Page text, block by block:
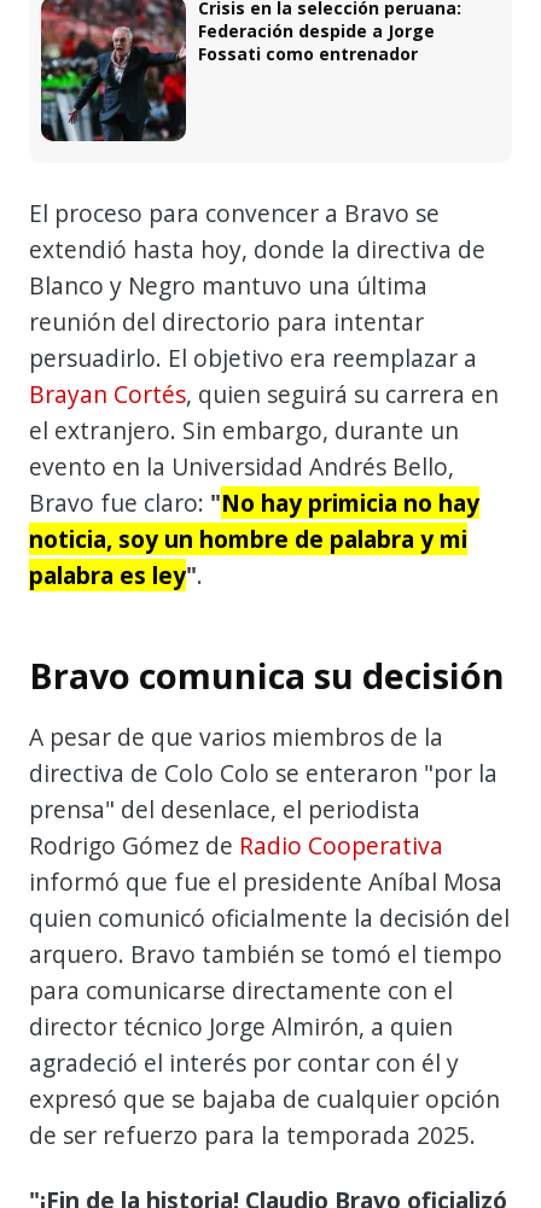
Crisis en la selección peruana:
Federación despide a Jorge
Fossati como entrenador
El proceso para convencer a Bravo se
extendió hasta hoy, donde la directiva de
Blanco y Negro mantuvo una última
reunión del directorio para intentar
persuadirlo. El objetivo era reemplazar a
Brayan Cortés, quien seguirá su carrera en
el extranjero. Sin embargo, durante un
evento en la Universidad Andrés Bello,
Bravo fue claro: "No hay primicia no hay
noticia, soy un hombre de palabra y mi
palabra es ley".
Bravo comunica su decisión
A pesar de que varios miembros de la
directiva de Colo Colo se enteraron "por la
prensa" del desenlace, el periodista
Rodrigo Gómez de Radio Cooperativa
informó que fue el presidente Aníbal Mosa
quien comunicó oficialmente la decisión del
arquero. Bravo también se tomó el tiempo
para comunicarse directamente con el
director técnico Jorge Almirón, a quien
agradeció el interés por contar con él y
expresó que se bajaba de cualquier opción
de ser refuerzo para la temporada 2025.
"¡Fin de la historia! Claudio Bravo oficializó